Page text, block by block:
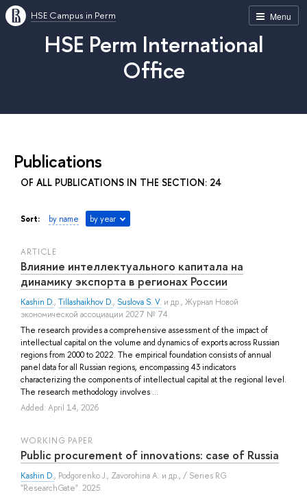
Menu
HSE Campus in Perm
HSE Perm International
Office
Publications
OF ALL PUBLICATIONS IN THE SECTION: 24
Sort: by name by year
ARTICLE
Влияние интеллектуального капитала на
динамику экспорта в регионах России
Kashin D., Tillashaikhov D., Suslova S. V. и др., Журнал Новой
экономической ассоциации 2027 № 74
The research provides a comprehensive assessment of the impact of
intellectual capital on the volume and dynamics of exports across Russian
regions from 2000 to 2022. The empirical foundation consists of annual
panel data for all Russian regions, encompassing 43 indicators
characterizing the components of intellectual capital at the regional level.
The research methodology involves ...
Added: April 14, 2026
WORKING PAPER
Public procurement of innovations: case of Russia
Kashin D., Podgorenko J., Zavorohina A. и др., / Series RG
"ResearchGate". 2025.